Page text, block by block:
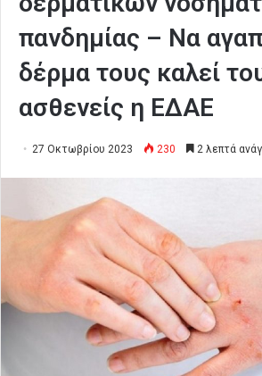
πανδημίας – Να
δέρμα τους καλεί
ασθενείς η ΕΔΑΕ
27 Οκτωβρίου 2023 230 2 λεπτά